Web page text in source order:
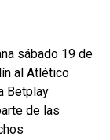
sábado 19 de
al Atlético
Betplay
de las